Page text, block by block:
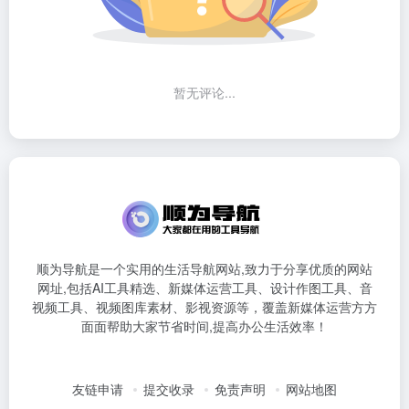
暂无评论...
顺为导航是一个实用的生活导航网站,致力于分享优质的网站
网址,包括AI工具精选、新媒体运营工具、设计作图工具、音
视频工具、视频图库素材、影视资源等，覆盖新媒体运营方方
面面帮助大家节省时间,提高办公生活效率！
友链申请 提交收录 免责声明 网站地图